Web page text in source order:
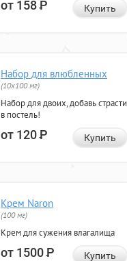
от 158Р Купить
Набор для влюбленных
(10х100 мг)
Набор для двоих, добавь страсти
в постель!
от 120Р Купить
Крем Naron
(100 мг)
Крем для сужения влагалища
от 1500Р Купить